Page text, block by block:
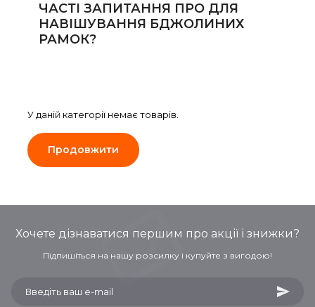
Енергоживлення
ЧАСТІ ЗАПИТАННЯ ПРО ДЛЯ
НАВІШУВАННЯ БДЖОЛИНИХ
РАМОК?
У даній категорії немає товарів.
Продовжити
Хочете дізнаватися першим про акції і знижки?
Підпишіться на нашу розсилку і купуйте з вигодою!